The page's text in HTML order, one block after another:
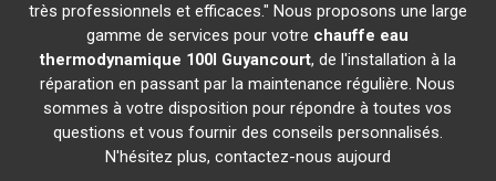
très professionnels et efficaces." Nous proposons une large
gamme de services pour votre chauffe eau
thermodynamique 100l Guyancourt, de l'installation à la
réparation en passant par la maintenance régulière. Nous
sommes à votre disposition pour répondre à toutes vos
questions et vous fournir des conseils personnalisés.
N'hésitez plus, contactez-nous aujourd